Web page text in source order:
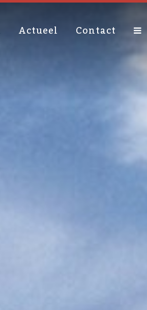
Actueel Contact